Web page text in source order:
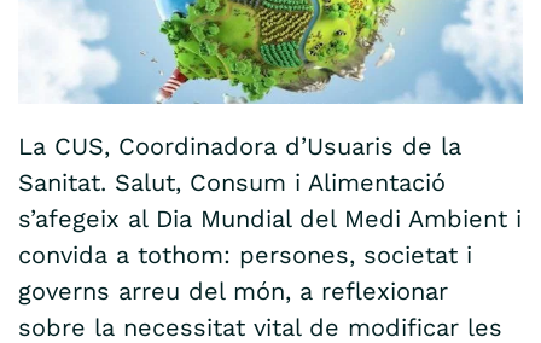
La CUS, Coordinadora d’Usuaris de la
Sanitat. Salut, Consum i Alimentació
s’afegeix al Dia Mundial del Medi Ambient i
convida a tothom: persones, societat i
governs arreu del món, a reflexionar
sobre la necessitat vital de modificar les